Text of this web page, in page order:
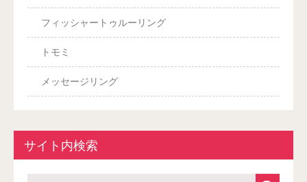
フィッシャートゥルーリング
トモミ
メッセージリング
サイト内検索